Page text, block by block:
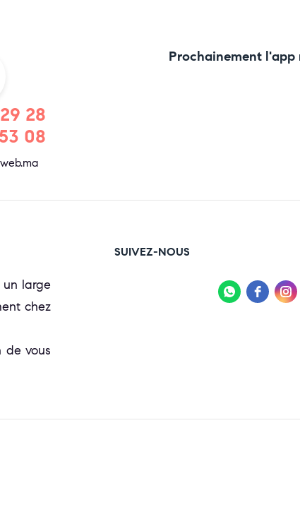
28
08
Prochainement l'app
large
chez
de vous
SUIVEZ-NOUS